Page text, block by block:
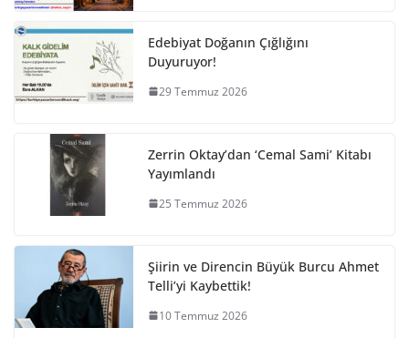
Edebiyat Doğanın Çığlığını
Duyuruyor!
29 Temmuz 2026
Zerrin Oktay’dan ‘Cemal Sami’ Kitabı
Yayımlandı
25 Temmuz 2026
Şiirin ve Direncin Büyük Burcu Ahmet
Telli’yi Kaybettik!
10 Temmuz 2026